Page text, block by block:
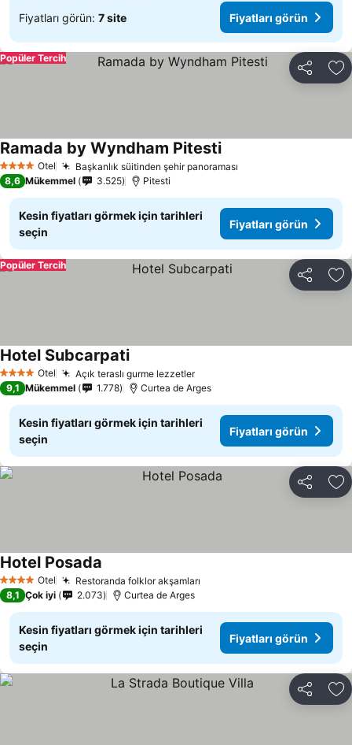
Fiyatları görün: 7 site Fiyatları görün
Paylaş
Popüler Tercih
4 Yıldız Otel Başkanlık süitinden şehir panoraması
Ramada by Wyndham PitestiFiyatları görün
8,6 Mükemmel 3.525 Pitesti
Kesin fiyatları görmek için tarihleri
seçin
Fiyatları görün
Paylaş
Popüler Tercih
4 Yıldız Otel Açık teraslı gurme lezzetlerFiyatları görün
Hotel SubcarpatiFiyatları görün
9,1 Mükemmel 1.778 Curtea de Arges
Kesin fiyatları görmek için tarihleri
seçin
Fiyatları görün
Paylaş
4 Yıldız Otel Restoranda folklor akşamları
Hotel Posada
8,1 Çok iyi 2.073 Curtea de Arges
Kesin fiyatları görmek için tarihleri
seçin
Fiyatları görün
Paylaş